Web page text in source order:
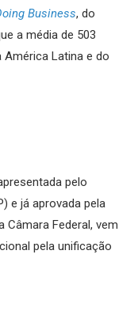
Business, do
a média de 503
Latina e do
pelo
e já aprovada pela
Federal, vem
pela unificação